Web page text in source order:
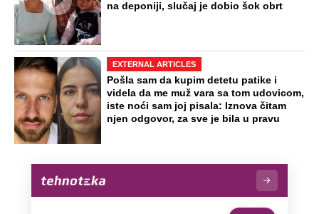
na deponiji, slučaj je dobio šok obrt
EXTERNAL ARTICLES
Pošla sam da kupim detetu patike i
videla da me muž vara sa tom udovicom,
iste noći sam joj pisala: Iznova čitam
njen odgovor, za sve je bila u pravu